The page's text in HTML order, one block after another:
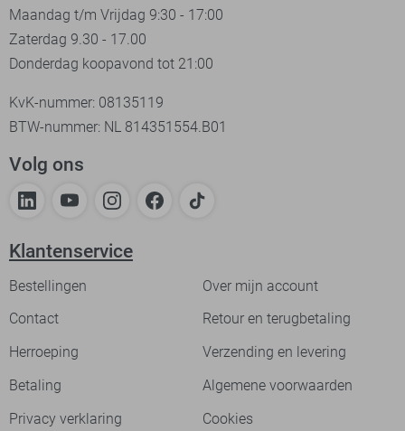
Maandag t/m Vrijdag 9:30 - 17:00
Zaterdag 9.30 - 17.00
Donderdag koopavond tot 21:00
KvK-nummer: 08135119
BTW-nummer: NL 814351554.B01
Volg ons
Klantenservice
Bestellingen
Over mijn account
Contact
Retour en terugbetaling
Herroeping
Verzending en levering
Betaling
Algemene voorwaarden
Privacy verklaring
Cookies